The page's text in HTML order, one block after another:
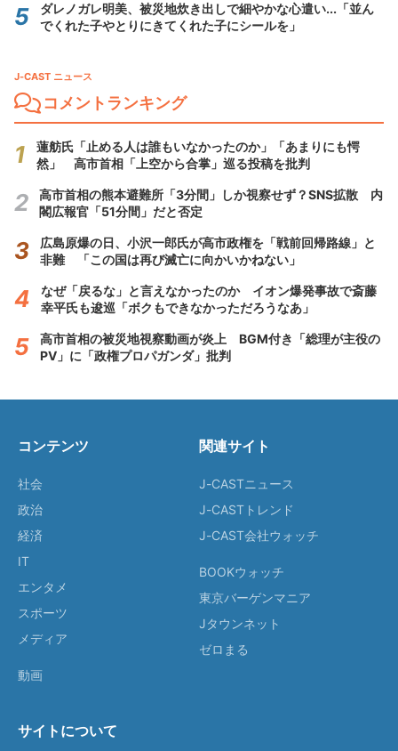
ダレノガレ明美、被災地炊き出しで細やかな心遣い...「並ん
でくれた子やとりにきてくれた子にシールを」
J-CAST ニュース
コメントランキング
蓮舫氏「止める人は誰もいなかったのか」「あまりにも愕
然」 高市首相「上空から合掌」巡る投稿を批判
高市首相の熊本避難所「3分間」しか視察せず？SNS拡散 内
閣広報官「51分間」だと否定
広島原爆の日、小沢一郎氏が高市政権を「戦前回帰路線」と
非難 「この国は再び滅亡に向かいかねない」
なぜ「戻るな」と言えなかったのか イオン爆発事故で斎藤
幸平氏も逡巡「ボクもできなかっただろうなあ」
高市首相の被災地視察動画が炎上 BGM付き「総理が主役の
PV」に「政権プロパガンダ」批判
コンテンツ
社会
政治
経済
IT
エンタメ
スポーツ
メディア
動画
関連サイト
J-CASTニュース
J-CASTトレンド
J-CAST会社ウォッチ
BOOKウォッチ
東京バーゲンマニア
Jタウンネット
ゼロまる
サイトについて